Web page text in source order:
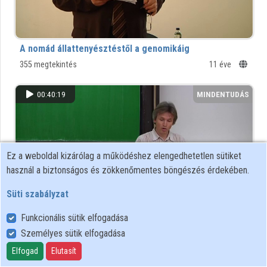
Közreműködők
A nomád állattenyésztéstől a genomikáig
355 megtekintés 11 éve
00:40:19 MINDENTUDÁS
A hőtan második főtételének előkészítése
861 megtekintés
Ez a weboldal kizárólag a működéshez elengedhetetlen sütiket
használ a biztonságos és zökkenőmentes böngészés érdekében.
Süti szabályzat
Funkcionális sütik elfogadása
Személyes sütik elfogadása
Elfogad Elutasít